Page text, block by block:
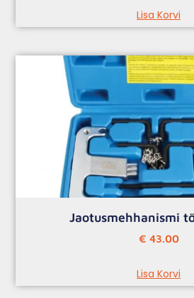
Lisa Korvi
Jaotusmehhanismi
€ 43.00
Lisa Korvi